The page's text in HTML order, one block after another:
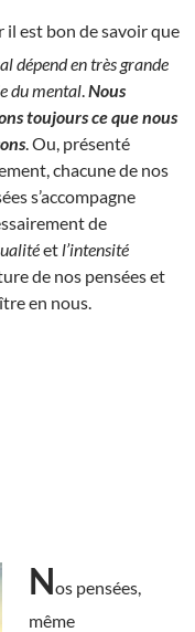
il est bon de savoir que
dépend en très grande
du mental Nous
toujours ce que nous
. Ou, présenté
chacune de nos
s’accompagne
de
et l’intensité
de nos pensées et
en nous.
Nos pensées,
même